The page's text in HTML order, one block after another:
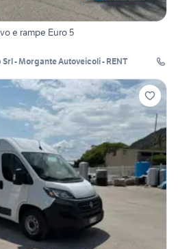
e rampe Euro 5
- Morgante Autoveicoli - RENT